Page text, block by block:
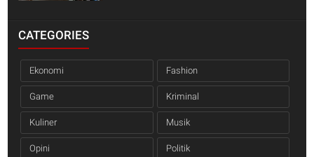
CATEGORIES
Ekonomi Fashion
Game Kriminal
Kuliner Musik
Opini Politik